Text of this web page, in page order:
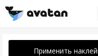
Применить